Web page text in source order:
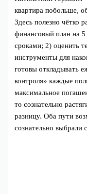
квартира побольше,
Здесь полезно чётко
финансовый план на
сроками; 2) оценить
инструменты для
готовы откладывать
контроля» каждые
максимальное
то сознательно
разницу. Оба пути
сознательно выбрали